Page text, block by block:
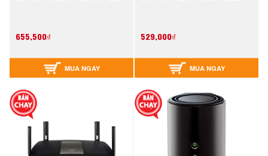
655,500₫
MUA NGAY
529,000₫
MUA NGAY